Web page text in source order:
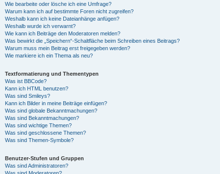
Wie bearbeite oder lösche ich eine Umfrage?
Warum kann ich auf bestimmte Foren nicht zugreifen?
Weshalb kann ich keine Dateianhänge anfügen?
Weshalb wurde ich verwarnt?
Wie kann ich Beiträge den Moderatoren melden?
Was bewirkt die „Speichern“-Schaltfläche beim Schreiben eines Beitrags?
Warum muss mein Beitrag erst freigegeben werden?
Wie markiere ich ein Thema als neu?
Textformatierung und Thementypen
Was ist BBCode?
Kann ich HTML benutzen?
Was sind Smileys?
Kann ich Bilder in meine Beiträge einfügen?
Was sind globale Bekanntmachungen?
Was sind Bekanntmachungen?
Was sind wichtige Themen?
Was sind geschlossene Themen?
Was sind Themen-Symbole?
Benutzer-Stufen und Gruppen
Was sind Administratoren?